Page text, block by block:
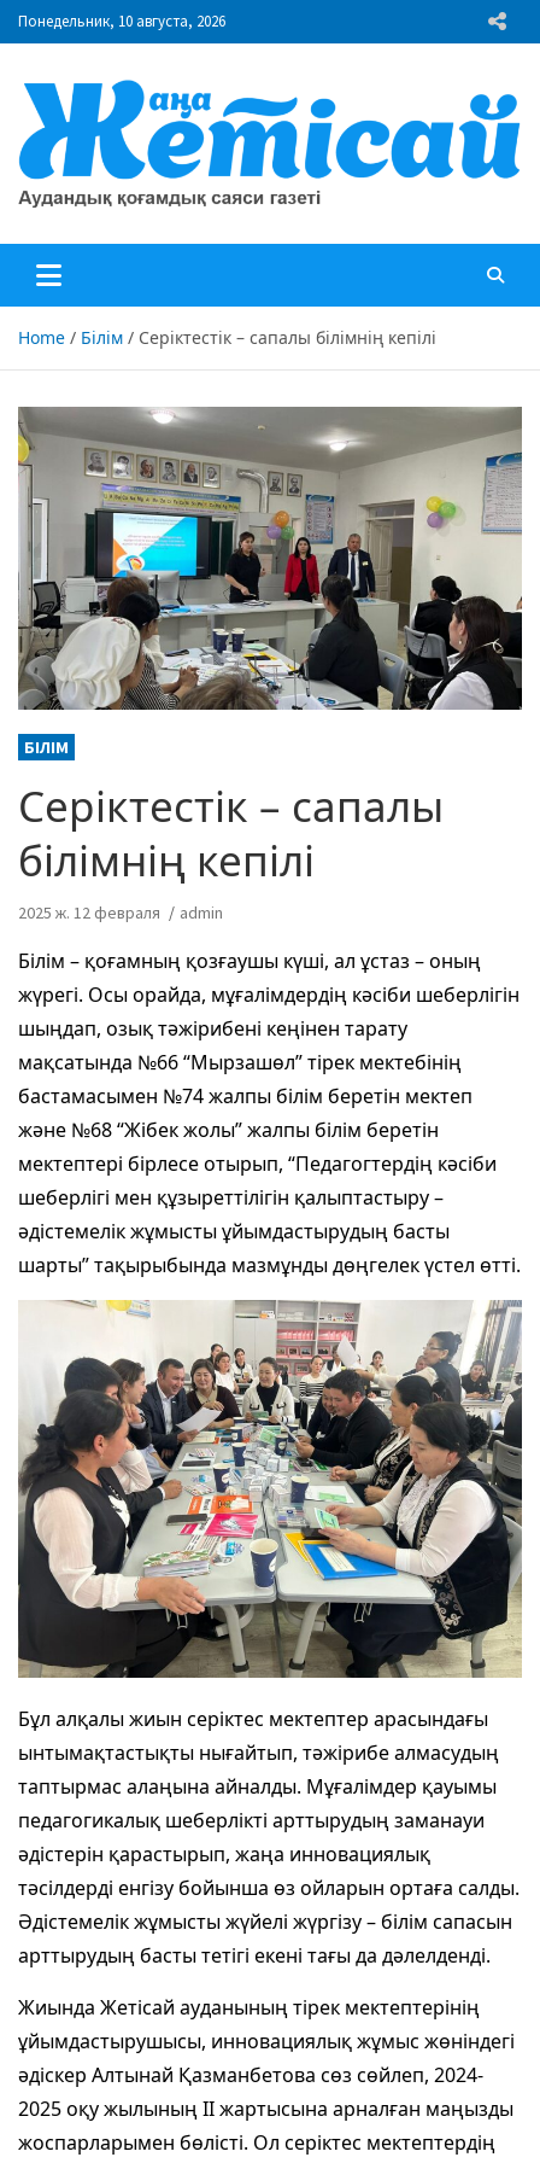
Skip
to
Понедельник, 10 августа, 2026
"Жаңа Жетісай" газеті
Home Білім Серіктестік – сапалы білімнің кепілі
БІЛІМ
Серіктестік – сапалы
білімнің кепілі
2025 ж. 12 февраля admin
Білім – қоғамның қозғаушы күші, ал ұстаз – оның
жүрегі. Осы орайда, мұғалімдердің кәсіби шеберлігін
шыңдап, озық тәжірибені кеңінен тарату
мақсатында №66 “Мырзашөл” тірек мектебінің
бастамасымен №74 жалпы білім беретін мектеп
және №68 “Жібек жолы” жалпы білім беретін
мектептері бірлесе отырып, “Педагогтердің кәсіби
шеберлігі мен құзыреттілігін қалыптастыру –
әдістемелік жұмысты ұйымдастырудың басты
шарты” тақырыбында мазмұнды дөңгелек үстел өтті.
Бұл алқалы жиын серіктес мектептер арасындағы
ынтымақтастықты нығайтып, тәжірибе алмасудың
таптырмас алаңына айналды. Мұғалімдер қауымы
педагогикалық шеберлікті арттырудың заманауи
әдістерін қарастырып, жаңа инновациялық
тәсілдерді енгізу бойынша өз ойларын ортаға салды.
Әдістемелік жұмысты жүйелі жүргізу – білім сапасын
арттырудың басты тетігі екені тағы да дәлелденді.
Жиында Жетісай ауданының тірек мектептерінің
ұйымдастырушысы, инновациялық жұмыс жөніндегі
әдіскер Алтынай Қазманбетова сөз сөйлеп, 2024-
2025 оқу жылының ІІ жартысына арналған маңызды
жоспарларымен бөлісті. Ол серіктес мектептердің